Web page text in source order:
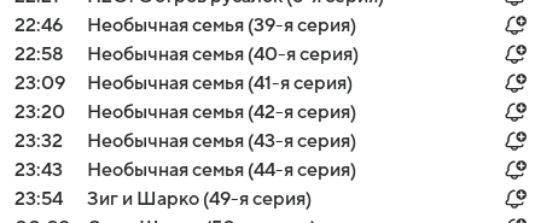
22:46
Необычная семья (39-я серия)
22:58
Необычная семья (40-я серия)
23:09
Необычная семья (41-я серия)
23:20
Необычная семья (42-я серия)
23:32
Необычная семья (43-я серия)
23:43
Необычная семья (44-я серия)
23:54
Зиг и Шарко (49-я серия)